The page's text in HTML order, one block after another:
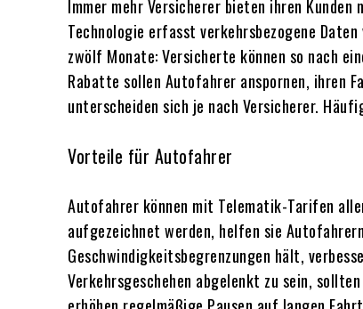
Immer mehr Versicherer bieten ihren
Technologie erfasst verkehrsbezogene
zwölf Monate: Versicherte können so nach
Rabatte sollen Autofahrer anspornen, ihren
unterscheiden sich je nach Versicherer.
Vorteile für Autofahrer
Autofahrer können mit Telematik-Tarifen
aufgezeichnet werden, helfen sie
Geschwindigkeitsbegrenzungen hält,
Verkehrsgeschehen abgelenkt zu sein,